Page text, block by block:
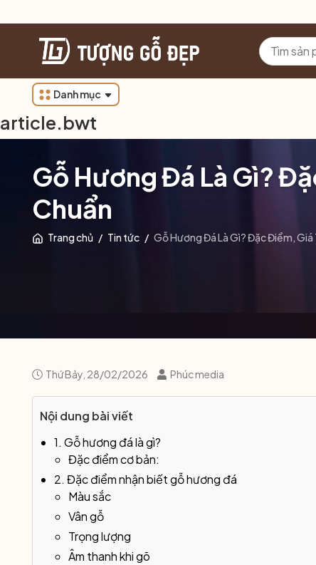
Danh mục
article.bwt
Gỗ Hương Đá Là Gì?
Chuẩn
Trang chủ / Tin tức / Gỗ Hương Đá Là Gì? Đặc Điểm, Giá
Thứ Bảy, 28/02/2026 Phúc media
Nội dung bài viết
1. Gỗ hương đá là gì?
Đặc điểm cơ bản:
2. Đặc điểm nhận biết gỗ hương đá
Màu sắc
Vân gỗ
Trọng lượng
Âm thanh khi gõ